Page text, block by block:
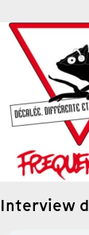
Interview